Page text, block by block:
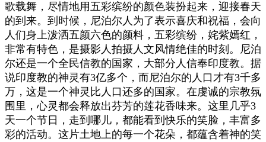
歌载舞，尽情地用五彩缤纷的颜色装扮起来，迎接春天
的到来。到时候，尼泊尔人为了表示喜庆和祝福，会向
人们身上泼洒五颜六色的颜料，五彩缤纷，姹紫嫣红，
非常有特色，是摄影人拍摄人文风情绝佳的时刻。尼泊
尔还是一个全民信教的国家，大部分人信奉印度教。据
说印度教的神灵有3亿多个，而尼泊尔的人口才有3千多
万，这是一个神灵比人口还多的国家。在虔诚的宗教氛
围里，心灵都会释放出芬芳的莲花香味来。这里几乎3
天一个节日，走到哪儿，都能看到快乐的笑脸，丰富多
彩的活动。这片土地上的每一个花朵，都蕴含着神的笑